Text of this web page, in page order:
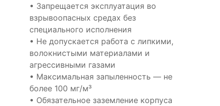
• Запрещается эксплуатация во
взрывоопасных средах без
специального исполнения
• Не допускается работа с липкими,
волокнистыми материалами и
агрессивными газами
• Максимальная запыленность — не
более 100 мг/м³
• Обязательное заземление корпуса